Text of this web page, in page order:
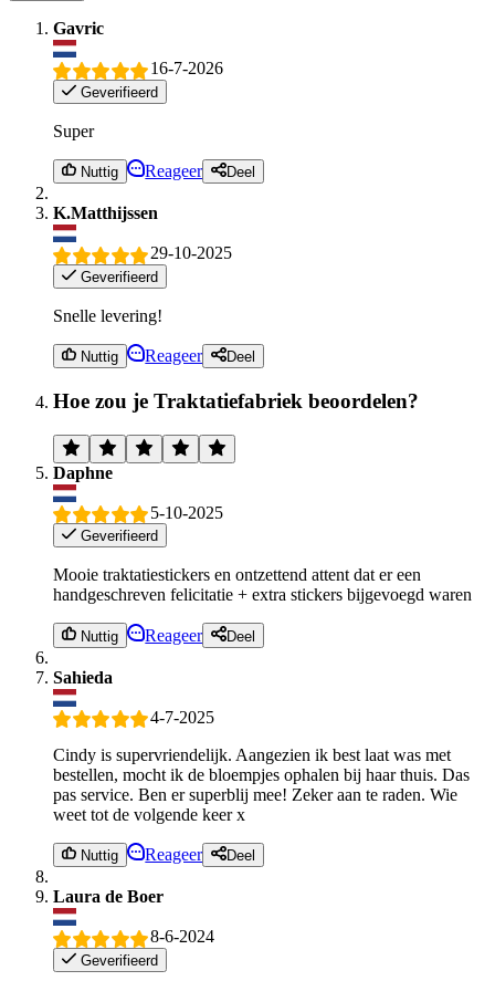
Gavric
16-7-2026
Geverifieerd
Super
Nuttig Reageer Deel
K.Matthijssen
29-10-2025
Geverifieerd
Snelle levering!
Nuttig Reageer Deel
Hoe zou je Traktatiefabriek beoordelen?
Daphne
5-10-2025
Geverifieerd
Mooie traktatiestickers en ontzettend attent dat er een
handgeschreven felicitatie + extra stickers bijgevoegd waren
Nuttig Reageer Deel
Sahieda
4-7-2025
Cindy is supervriendelijk. Aangezien ik best laat was met
bestellen, mocht ik de bloempjes ophalen bij haar thuis. Das
pas service. Ben er superblij mee! Zeker aan te raden. Wie
weet tot de volgende keer x
Nuttig Reageer Deel
Laura de Boer
8-6-2024
Geverifieerd